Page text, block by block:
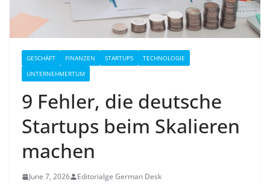
GESCHÄFT FINANZEN STARTUPS
TECHNOLOGIE
UNTERNEHMERTUM
9 Fehler, die deutsche
Startups beim Skalieren
machen
June 7, 2026 Editorialge German Desk